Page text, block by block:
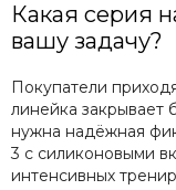
Какая серия
вашу задачу?
Покупатели
линейка закрывает
нужна надёжная
3 с силиконовыми
интенсивных